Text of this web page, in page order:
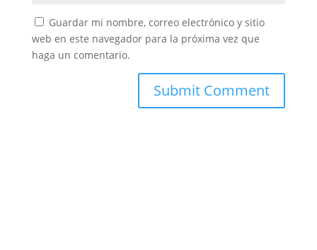
Guardar mi nombre, correo electrónico y sitio
web en este navegador para la próxima vez que
haga un comentario.